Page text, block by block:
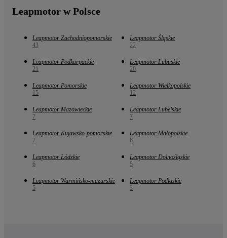
Leapmotor w Polsce
Leapmotor Zachodniopomorskie
43
Leapmotor Śląskie
22
Leapmotor Podkarpackie
21
Leapmotor Lubuskie
20
Leapmotor Pomorskie
15
Leapmotor Wielkopolskie
12
Leapmotor Mazowieckie
7
Leapmotor Lubelskie
7
Leapmotor Kujawsko-pomorskie
7
Leapmotor Małopolskie
6
Leapmotor Łódzkie
6
Leapmotor Dolnośląskie
5
Leapmotor Warmińsko-mazurskie
5
Leapmotor Podlaskie
3